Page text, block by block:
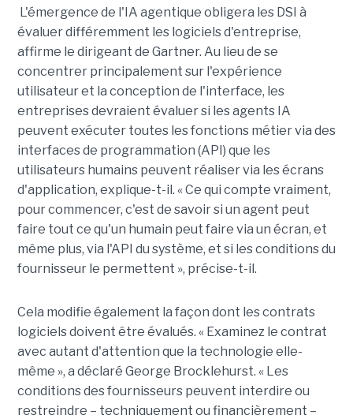
L'émergence de l'IA agentique obligera les DSI à
évaluer différemment les logiciels d'entreprise,
affirme le dirigeant de Gartner. Au lieu de se
concentrer principalement sur l'expérience
utilisateur et la conception de l'interface, les
entreprises devraient évaluer si les agents IA
peuvent exécuter toutes les fonctions métier via des
interfaces de programmation (API) que les
utilisateurs humains peuvent réaliser via les écrans
d'application, explique-t-il. « Ce qui compte vraiment,
pour commencer, c'est de savoir si un agent peut
faire tout ce qu'un humain peut faire via un écran, et
même plus, via l'API du système, et si les conditions du
fournisseur le permettent », précise-t-il.
Cela modifie également la façon dont les contrats
logiciels doivent être évalués. « Examinez le contrat
avec autant d'attention que la technologie elle-
même », a déclaré George Brocklehurst. « Les
conditions des fournisseurs peuvent interdire ou
restreindre – techniquement ou financièrement – ​​